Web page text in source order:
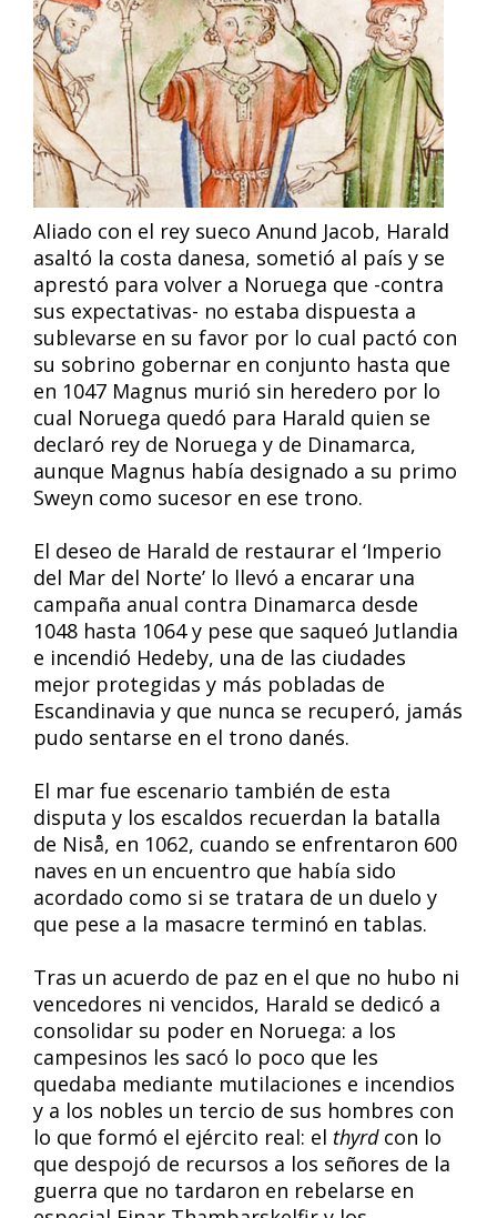
Aliado con el rey sueco Anund Jacob, Harald
asaltó la costa danesa, sometió al país y se
aprestó para volver a Noruega que -contra
sus expectativas- no estaba dispuesta a
sublevarse en su favor por lo cual pactó con
su sobrino gobernar en conjunto hasta que
en 1047 Magnus murió sin heredero por lo
cual Noruega quedó para Harald quien se
declaró rey de Noruega y de Dinamarca,
aunque Magnus había designado a su primo
Sweyn como sucesor en ese trono.
El deseo de Harald de restaurar el ‘Imperio
del Mar del Norte’ lo llevó a encarar una
campaña anual contra Dinamarca desde
1048 hasta 1064 y pese que saqueó Jutlandia
e incendió Hedeby, una de las ciudades
mejor protegidas y más pobladas de
Escandinavia y que nunca se recuperó, jamás
pudo sentarse en el trono danés.
El mar fue escenario también de esta
disputa y los escaldos recuerdan la batalla
de Niså, en 1062, cuando se enfrentaron 600
naves en un encuentro que había sido
acordado como si se tratara de un duelo y
que pese a la masacre terminó en tablas.
Tras un acuerdo de paz en el que no hubo ni
vencedores ni vencidos, Harald se dedicó a
consolidar su poder en Noruega: a los
campesinos les sacó lo poco que les
quedaba mediante mutilaciones e incendios
y a los nobles un tercio de sus hombres con
lo que formó el ejército real: el thyrd con lo
que despojó de recursos a los señores de la
guerra que no tardaron en rebelarse en